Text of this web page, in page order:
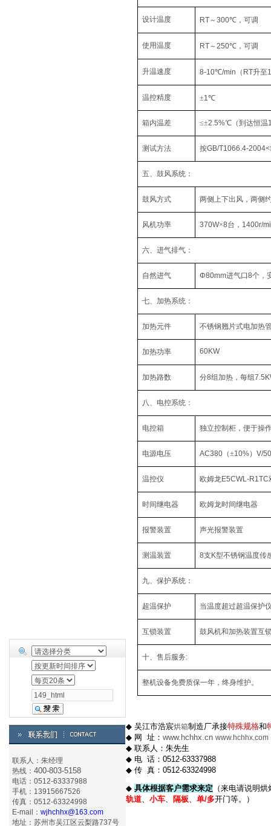
设计温度 RT～300℃，可调
使用温度 RT～250℃，可调
升温速度 8-10℃/min （ RT升至
温控精度 ±1℃
箱内温差 ≤±2.5%℃（到达恒温
测试方法 按GB/T1066.4-2004<
五、鼓风系统：
鼓风方式 两侧上下出风，两侧
风机功率 370W×8台， 1400r/
六、进气排气：
自然进气 Φ80mm进气口8个，
七、加热系统：
加热元件 不锈钢翘片式电加热
加热功率 60KW
加热路数 分8组加热，每组
八、电控系统：
电控箱 独立控制柜，便于操
电源电压 AC380 （±10%） V/
温控仪 欧姆龙E5CWL-R1TC
时间继电器 欧姆龙时间继电器
报警装置 声光报警装置
测温装置 8支 K型不锈钢温度传
九、保护系统：
超温保护 当温度超过超温保护
互锁装置 鼓风机和加热装置互
十、售后服务:
整机设备免费质保一年，终身维护。
◆ 吴江市浩宸烘箱制造厂承接特殊规格和
◆ 网 址： www.hchhx.cn www.hchhx.com
◆ 联系人：朱先生
◆ 电 话： 0512-63337988
◆ 传 真： 0512-63324998
◆ 具体根据客户需求来定 （来电请说明烘
轨道、 小车、 隔板、 单/多开门等。）
联系人：朱经理
热线： 400-803-5158
电话：0512-63337988
手机：13915667526
传真：0512-63324998
E-mail： wjhchhx@163.com
地址：苏州市吴江区云梨路737号